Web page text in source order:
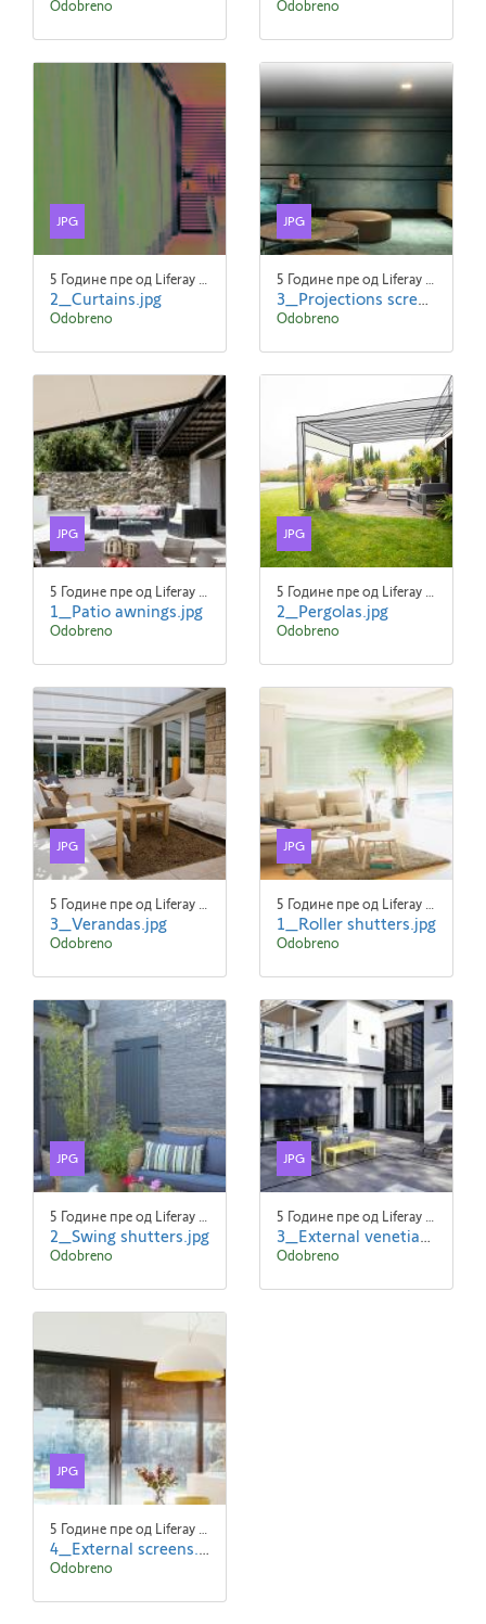
Odobreno Odobreno
JPG
5 Године пре од Liferay Admin Liferay Admin
2_Curtains.jpg
Odobreno
JPG
5 Године пре од Liferay Admin Liferay Admin
3_Projections screens.jpg
Odobreno
JPG
5 Године пре од Liferay Admin Liferay Admin
1_Patio awnings.jpg
Odobreno
JPG
5 Године пре од Liferay Admin Liferay Admin
2_Pergolas.jpg
Odobreno
JPG
5 Године пре од Liferay Admin Liferay Admin
3_Verandas.jpg
Odobreno
JPG
5 Године пре од Liferay Admin Liferay Admin
1_Roller shutters.jpg
Odobreno
JPG
5 Године пре од Liferay Admin Liferay Admin
2_Swing shutters.jpg
Odobreno
JPG
5 Године пре од Liferay Admin Liferay Admin
3_External venetian blinds.jpg
Odobreno
JPG
5 Године пре од Liferay Admin Liferay Admin
4_External screens.jpg
Odobreno